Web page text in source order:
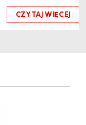
CZYTAJ WIĘCEJ